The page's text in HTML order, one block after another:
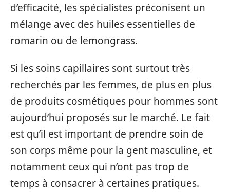
d’efficacité, les spécialistes préconisent un
mélange avec des huiles essentielles de
romarin ou de lemongrass.
Si les soins capillaires sont surtout très
recherchés par les femmes, de plus en plus
de produits cosmétiques pour hommes sont
aujourd’hui proposés sur le marché. Le fait
est qu’il est important de prendre soin de
son corps même pour la gent masculine, et
notamment ceux qui n’ont pas trop de
temps à consacrer à certaines pratiques.